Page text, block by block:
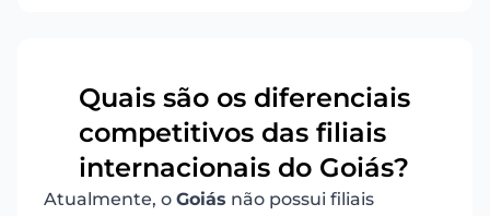
Quais são os diferenciais
competitivos das filiais
internacionais do Goiás?
Atualmente, o Goiás não possui filiais